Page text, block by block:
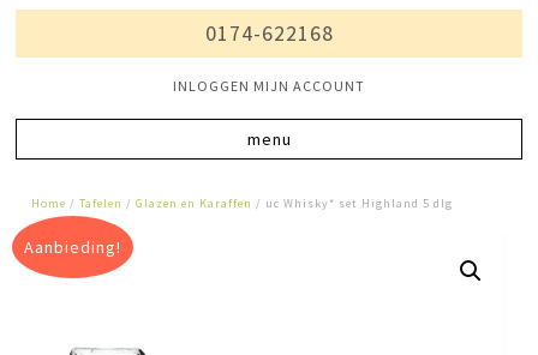
0174-622168
INLOGGEN MIJN ACCOUNT
Home /Tafelen /Glazen en Karaffen / uc Whisky* set Highland 5 dlg
Aanbieding!